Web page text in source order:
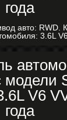
авто: RWD.
3.6L
модели
V6
года